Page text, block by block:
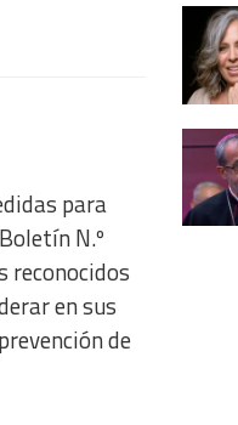
para
N.º
reconocidos
en sus
de